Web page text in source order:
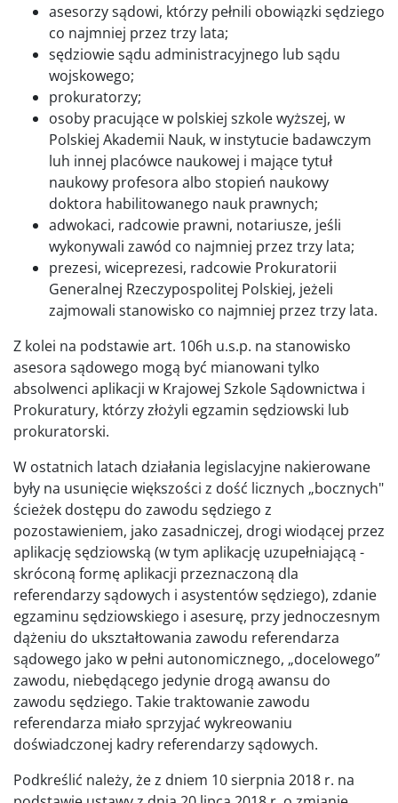
asesorzy sądowi, którzy pełnili obowiązki sędziego
co najmniej przez trzy lata;
sędziowie sądu administracyjnego lub sądu
wojskowego;
prokuratorzy;
osoby pracujące w polskiej szkole wyższej, w
Polskiej Akademii Nauk, w instytucie badawczym
luh innej placówce naukowej i mające tytuł
naukowy profesora albo stopień naukowy
doktora habilitowanego nauk prawnych;
adwokaci, radcowie prawni, notariusze, jeśli
wykonywali zawód co najmniej przez trzy lata;
prezesi, wiceprezesi, radcowie Prokuratorii
Generalnej Rzeczypospolitej Polskiej, jeżeli
zajmowali stanowisko co najmniej przez trzy lata.
Z kolei na podstawie art. 106h u.s.p. na stanowisko
asesora sądowego mogą być mianowani tylko
absolwenci aplikacji w Krajowej Szkole Sądownictwa i
Prokuratury, którzy złożyli egzamin sędziowski lub
prokuratorski.
W ostatnich latach działania legislacyjne nakierowane
były na usunięcie większości z dość licznych „bocznych"
ścieżek dostępu do zawodu sędziego z
pozostawieniem, jako zasadniczej, drogi wiodącej przez
aplikację sędziowską (w tym aplikację uzupełniającą -
skróconą formę aplikacji przeznaczoną dla
referendarzy sądowych i asystentów sędziego), zdanie
egzaminu sędziowskiego i asesurę, przy jednoczesnym
dążeniu do ukształtowania zawodu referendarza
sądowego jako w pełni autonomicznego, „docelowego”
zawodu, niebędącego jedynie drogą awansu do
zawodu sędziego. Takie traktowanie zawodu
referendarza miało sprzyjać wykreowaniu
doświadczonej kadry referendarzy sądowych.
Podkreślić należy, że z dniem 10 sierpnia 2018 r. na